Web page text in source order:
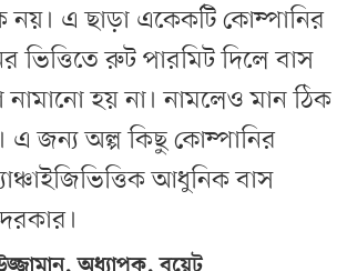
নয়। এ ছাড়া একেকটি কোম্পানির
ভিত্তিতে রুট পারমিট দিলে বাস
হয় না। নামলেও মান ঠিক
এ জন্য অল্প কিছু কোম্পানির
আধুনিক বাস